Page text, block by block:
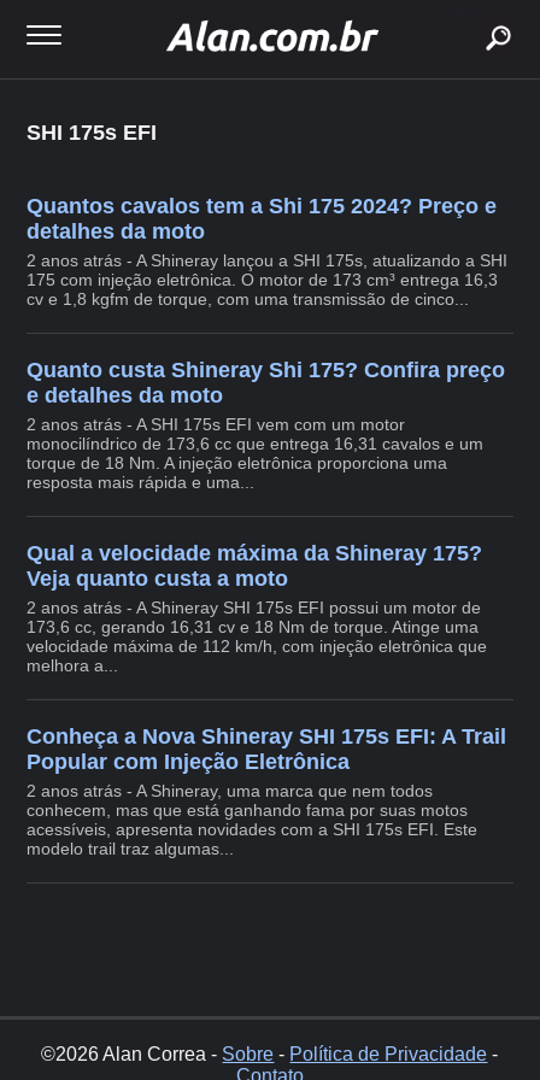
SHI 175s EFI
Quantos cavalos tem a Shi 175 2024? Preço e
detalhes da moto
2 anos atrás - A Shineray lançou a SHI 175s, atualizando a SHI
175 com injeção eletrônica. O motor de 173 cm³ entrega 16,3
cv e 1,8 kgfm de torque, com uma transmissão de cinco...
Quanto custa Shineray Shi 175? Confira preço
e detalhes da moto
2 anos atrás - A SHI 175s EFI vem com um motor
monocilíndrico de 173,6 cc que entrega 16,31 cavalos e um
torque de 18 Nm. A injeção eletrônica proporciona uma
resposta mais rápida e uma...
Qual a velocidade máxima da Shineray 175?
Veja quanto custa a moto
2 anos atrás - A Shineray SHI 175s EFI possui um motor de
173,6 cc, gerando 16,31 cv e 18 Nm de torque. Atinge uma
velocidade máxima de 112 km/h, com injeção eletrônica que
melhora a...
Conheça a Nova Shineray SHI 175s EFI: A Trail
Popular com Injeção Eletrônica
2 anos atrás - A Shineray, uma marca que nem todos
conhecem, mas que está ganhando fama por suas motos
acessíveis, apresenta novidades com a SHI 175s EFI. Este
modelo trail traz algumas...
©2026 Alan Correa - Sobre - Política de Privacidade -
Contato